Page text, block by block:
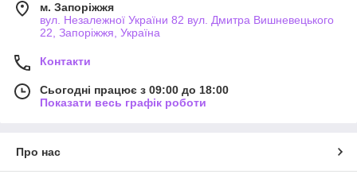
м. Запоріжжя
вул. Незалежної України 82 вул. Дмитра Вишневецького
22, Запоріжжя, Україна
Контакти
Сьогодні працює з 09:00 до 18:00
Показати весь графік роботи
Про нас